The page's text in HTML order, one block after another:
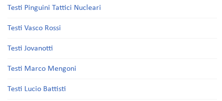
Testi Pinguini Tattici Nucleari
Testi Vasco Rossi
Testi Jovanotti
Testi Marco Mengoni
Testi Lucio Battisti